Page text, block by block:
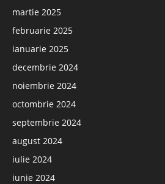
martie 2025
februarie 2025
ianuarie 2025
decembrie 2024
noiembrie 2024
octombrie 2024
septembrie 2024
august 2024
iulie 2024
iunie 2024